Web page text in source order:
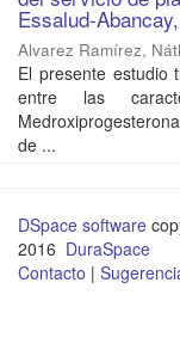
Essalud-
Alvarez Ramírez,
El presente estudio
entre las
de ...
DSpace software
2016 DuraSpace
Contacto |